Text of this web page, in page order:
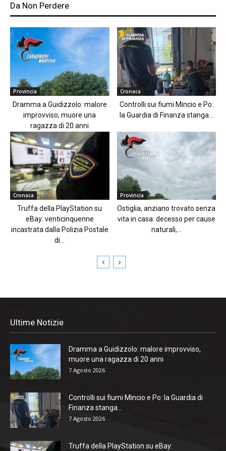
Da Non Perdere
Provincia
Dramma a Guidizzolo: malore
improvviso, muore una
ragazza di 20 anni
Cronaca
Controlli sui fiumi Mincio e Po:
la Guardia di Finanza stanga...
Cronaca
Truffa della PlayStation su
eBay: venticinquenne
incastrata dalla Polizia Postale
di...
Provincia
Ostiglia, anziano trovato senza
vita in casa: decesso per cause
naturali,...
Ultime Notizie
Dramma a Guidizzolo: malore improvviso,
muore una ragazza di 20 anni
7 Agosto 2026
Controlli sui fiumi Mincio e Po: la Guardia di
Finanza stanga...
7 Agosto 2026
Truffa della PlayStation su eBay: